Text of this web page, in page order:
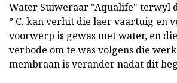
Water Suiweraar "Aqualife" terwyl
° C. kan verhit die laer vaartuig en
voorwerp is gewas met water, en
verbode om te was volgens die
membraan is verander nadat dit